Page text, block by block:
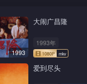
1993
大闹广昌隆
1993年
爱到尽头